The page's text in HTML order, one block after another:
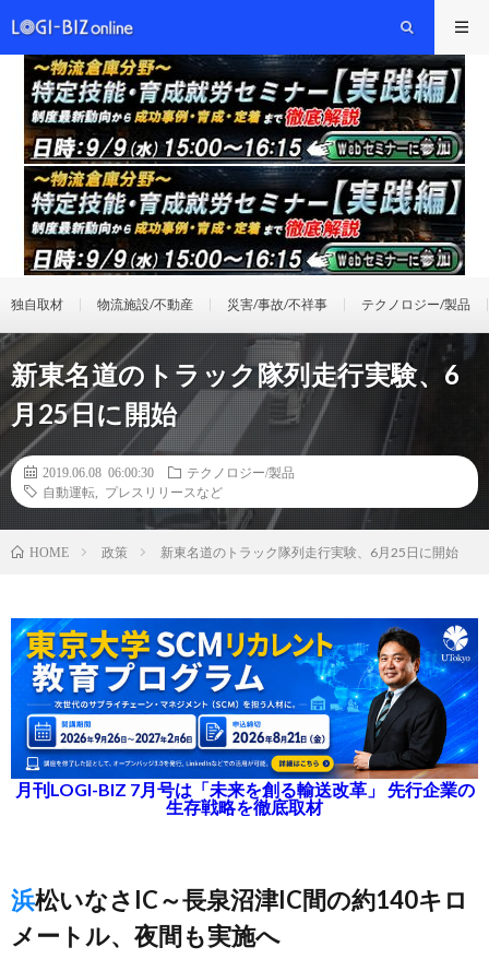
独自取材 物流施設/不動産 災害/事故/不祥事 テクノロジー/製品
新東名道のトラック隊列走行実験、6
月25日に開始
2019.06.08 06:00:30
テクノロジー/製品
自動運転
プレスリリースなど
HOME 政策 新東名道のトラック隊列走行実験、6月25日に開始
月刊LOGI-BIZ 7月号は「未来を創る輸送改革」 先行企業の
生存戦略を徹底取材
浜松いなさIC～長泉沼津IC間の約140キロ
メートル、夜間も実施へ